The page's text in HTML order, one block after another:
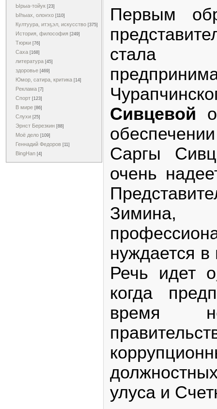
Ырыа-тойук [23]
Ыһыах, олоҥхо [110]
Култуура, итэҕэл, искусство [375]
История, философия [249]
Тюрки [76]
Саха [168]
литература [45]
здоровье [469]
Юмор, сатира, критика [14]
Реклама [7]
Спорт [123]
В мире [86]
Слухи [25]
Эрнст Березкин [88]
Моё дело [109]
Геннадий Федоров [11]
BingHan [4]
Первым
Сивцевой
Саргы
очень
нуждается
Речь идет о
когда
время
улуса и